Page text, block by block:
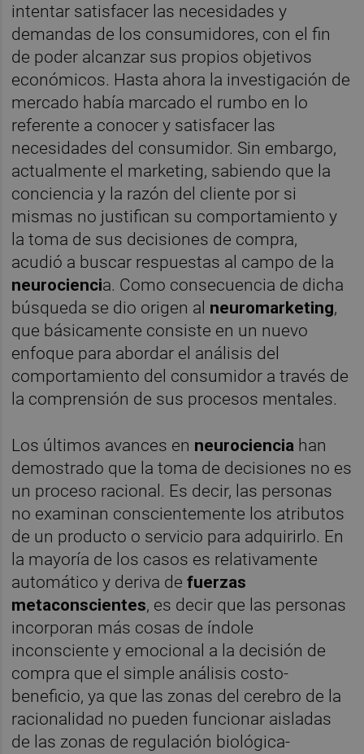
intentar satisfacer las necesidades y
demandas de los consumidores, con el fin
de poder alcanzar sus propios objetivos
económicos. Hasta ahora la investigación de
mercado había marcado el rumbo en lo
referente a conocer y satisfacer las
necesidades del consumidor. Sin embargo,
actualmente el marketing, sabiendo que la
conciencia y la razón del cliente por si
mismas no justifican su comportamiento y
la toma de sus decisiones de compra,
acudió a buscar respuestas al campo de la
neurociencia. Como consecuencia de dicha
búsqueda se dio origen al neuromarketing,
que básicamente consiste en un nuevo
enfoque para abordar el análisis del
comportamiento del consumidor a través de
la comprensión de sus procesos mentales.
Los últimos avances en neurociencia han
demostrado que la toma de decisiones no es
un proceso racional. Es decir, las personas
no examinan conscientemente los atributos
de un producto o servicio para adquirirlo. En
la mayoría de los casos es relativamente
automático y deriva defuerzas
metaconscientes, es decir que las personas
incorporan más cosas de índole
inconsciente y emocional a la decisión de
compra que el simple análisis costo-
beneficio, ya que las zonas del cerebro de la
racionalidad no pueden funcionar aisladas
de las zonas de regulación biológica-